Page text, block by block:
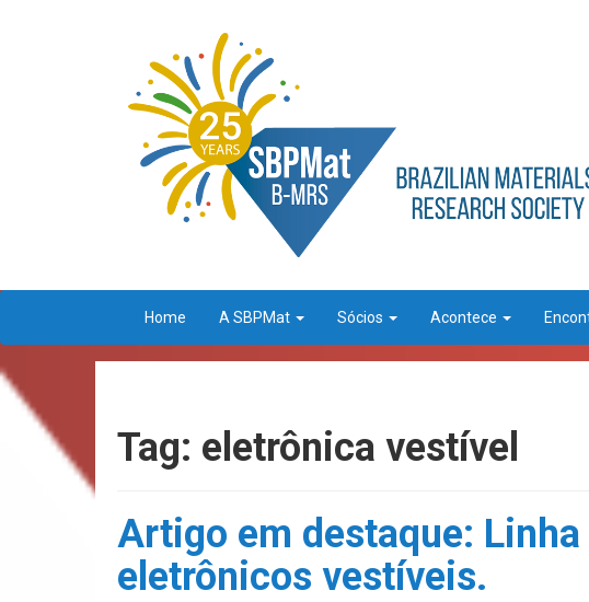
Home A SBPMat Sócios Acontece
Tag: eletrônica vestível
Artigo em destaque:
eletrônicos vestíveis.